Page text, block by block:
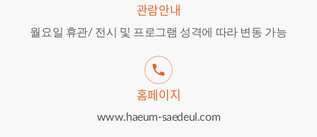
관람안내
월요일 휴관/ 전시 및 프로그램 성격에 따라 변동 가능
홈페이지
www.haeum-saedeul.com